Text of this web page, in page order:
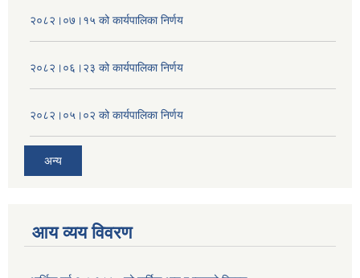
२०८२।०७।१५ को कार्यपालिका निर्णय
२०८२।०६।२३ को कार्यपालिका निर्णय
२०८२।०५।०२ को कार्यपालिका निर्णय
अन्य
आय व्यय विवरण